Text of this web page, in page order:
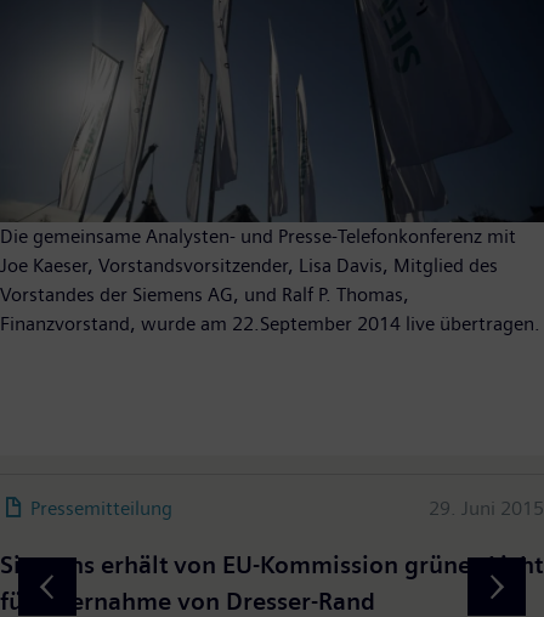
Die gemeinsame Analysten- und Presse-Telefonkonferenz mit
Joe Kaeser, Vorstandsvorsitzender, Lisa Davis, Mitglied des
Vorstandes der Siemens AG, und Ralf P. Thomas,
Finanzvorstand, wurde am 22.September 2014 live übertragen.
Pressemitteilung 29. Juni 2015
Siemens erhält von EU-Kommission grünes Licht
für Übernahme von Dresser-Rand